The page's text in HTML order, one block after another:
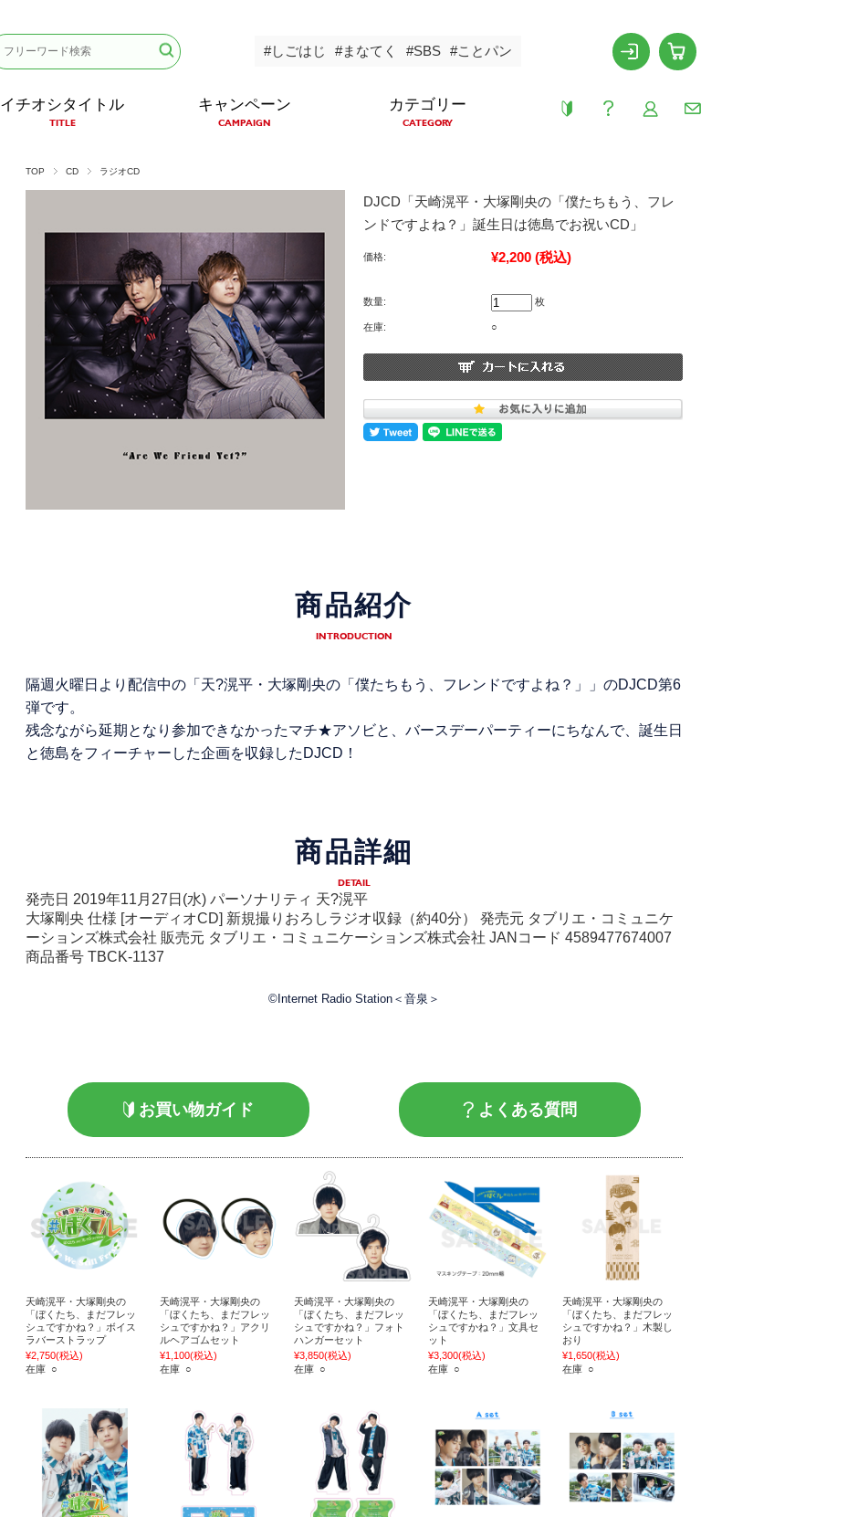
#しごはじ #まなてく #SBS #ことパン
イチオシタイトル
TITLE
キャンペーン
CAMPAIGN
カテゴリー
CATEGORY
TOP CD ラジオCD
DJCD「天崎滉平・大塚剛央の「僕たちもう、フレ
ンドですよね？」誕生日は徳島でお祝いCD」
価格: ¥2,200 (税込)
数量: 枚
在庫: ○
商品紹介
INTRODUCTION
隔週火曜日より配信中の「天?滉平・大塚剛央の「僕たちもう、フレンドですよね？」」のDJCD第6
弾です。
残念ながら延期となり参加できなかったマチ★アソビと、バースデーパーティーにちなんで、誕生日
と徳島をフィーチャーした企画を収録したDJCD！
商品詳細
DETAIL
発売日 2019年11月27日(水) パーソナリティ 天?滉平
大塚剛央 仕様 [オーディオCD] 新規撮りおろしラジオ収録（約40分） 発売元 タブリエ・コミュニケ
ーションズ株式会社 販売元 タブリエ・コミュニケーションズ株式会社 JANコード 4589477674007
商品番号 TBCK-1137
©Internet Radio Station＜音泉＞
お買い物ガイド よくある質問
天崎滉平・大塚剛央の
「ぼくたち、まだフレッ
シュですかね？」ボイス
ラバーストラップ
¥2,750(税込)
在庫 ○
天崎滉平・大塚剛央の
「ぼくたち、まだフレッ
シュですかね？」アクリ
ルヘアゴムセット
¥1,100(税込)
在庫 ○
天崎滉平・大塚剛央の
「ぼくたち、まだフレッ
シュですかね？」フォト
ハンガーセット
¥3,850(税込)
在庫 ○
天崎滉平・大塚剛央の
「ぼくたち、まだフレッ
シュですかね？」文具セ
ット
¥3,300(税込)
在庫 ○
天崎滉平・大塚剛央の
「ぼくたち、まだフレッ
シュですかね？」木製し
おり
¥1,650(税込)
在庫 ○